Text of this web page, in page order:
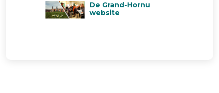
De Grand-Hornu
website